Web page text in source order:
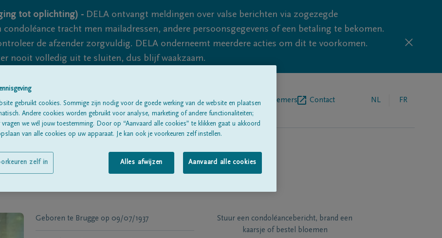
tot oplichting) - DELA ontvangt meldingen over valse berichten via zogezegde
tracht men mailadressen, andere persoonsgegevens of een betaling te bekomen.
de afzender zorgvuldig. DELA onderneemt meerdere acties om dit te voorkomen.
nooit volledig uit te sluiten, dus blijf waakzaam.
Alle rouwberichtenOver onsBegrafenisondernemers Contact NL FR
Geboren te Brugge op 09/07/1937
Stuur een condoléancebericht, brand een
kaarsje of bestel bloemen
gebruikt cookies. Sommige zijn nodig voor de goede werking van de website en plaatsen
Andere cookies worden gebruikt voor analyse, marketing of andere functionaliteiten;
we wél jouw toestemming. Door op “Aanvaard alle cookies” te klikken gaat u akkoord
van alle cookies op uw apparaat. Je kan ook je voorkeuren zelf instellen.
Alles afwijzen Aanvaard alle cookies
zelf in